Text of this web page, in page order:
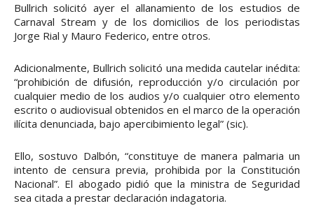
Bullrich solicitó ayer el allanamiento de los estudios de
Carnaval Stream y de los domicilios de los periodistas
Jorge Rial y Mauro Federico, entre otros.
Adicionalmente, Bullrich solicitó una medida cautelar inédita:
“prohibición de difusión, reproducción y/o circulación por
cualquier medio de los audios y/o cualquier otro elemento
escrito o audiovisual obtenidos en el marco de la operación
ilícita denunciada, bajo apercibimiento legal” (sic).
Ello, sostuvo Dalbón, “constituye de manera palmaria un
intento de censura previa, prohibida por la Constitución
Nacional”. El abogado pidió que la ministra de Seguridad
sea citada a prestar declaración indagatoria.